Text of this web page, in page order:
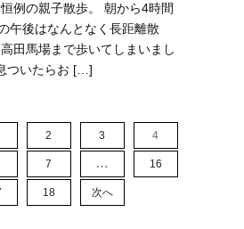
例の親子散歩。 朝から4時間
午後はなんとなく長距離散
田馬場まで歩いてしまいまし
ついたらお […]
2 3 4
7 … 16
18 次へ